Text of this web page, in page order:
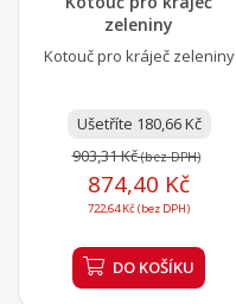
zeleniny
Kotouč pro kráječ zeleniny
Ušetříte 180,66 Kč
903,31 Kč(bez DPH)
874,40 Kč
722,64 Kč (bez DPH)
DO KOŠÍKU